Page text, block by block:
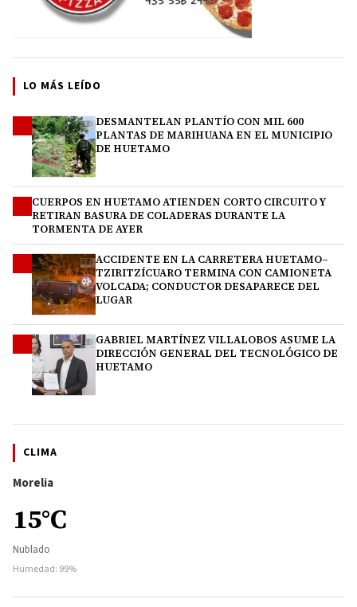
LO MÁS LEÍDO
DESMANTELAN PLANTÍO CON MIL 600
PLANTAS DE MARIHUANA EN EL MUNICIPIO
DE HUETAMO
CUERPOS EN HUETAMO ATIENDEN CORTO CIRCUITO Y
RETIRAN BASURA DE COLADERAS DURANTE LA
TORMENTA DE AYER
ACCIDENTE EN LA CARRETERA HUETAMO–
TZIRITZÍCUARO TERMINA CON CAMIONETA
VOLCADA; CONDUCTOR DESAPARECE DEL
LUGAR
GABRIEL MARTÍNEZ VILLALOBOS ASUME LA
DIRECCIÓN GENERAL DEL TECNOLÓGICO DE
HUETAMO
CLIMA
Morelia
15°C
Nublado
Humedad: 99%